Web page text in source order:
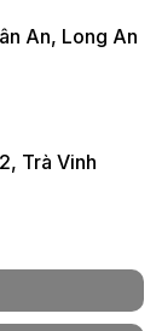
An, Long An
Trà Vinh